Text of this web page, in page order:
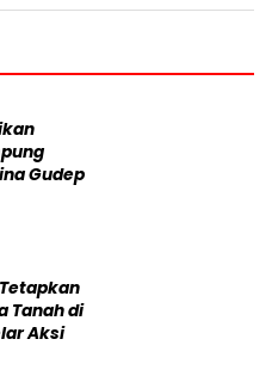
Gudep
Tanah di
Aksi